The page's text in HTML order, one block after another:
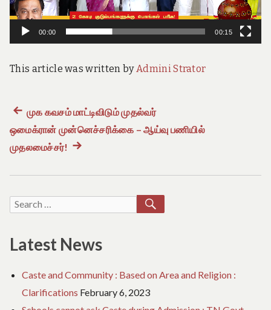
e
o
f
T
i
a
d
u
00:00 00:15
This article was written by Admini Strator
Post
navigation
Previous
post:
முக கவசம் மாட்டிவிடும் முதல்வர்
ஒமைக்ரான் முன்னெச்சரிக்கை – ஆய்வு பணியில்
முதலமைச்சர்! Next
Search
Latest News
Caste and Community : Based on Area and Religion :
Clarifications February 6, 2023